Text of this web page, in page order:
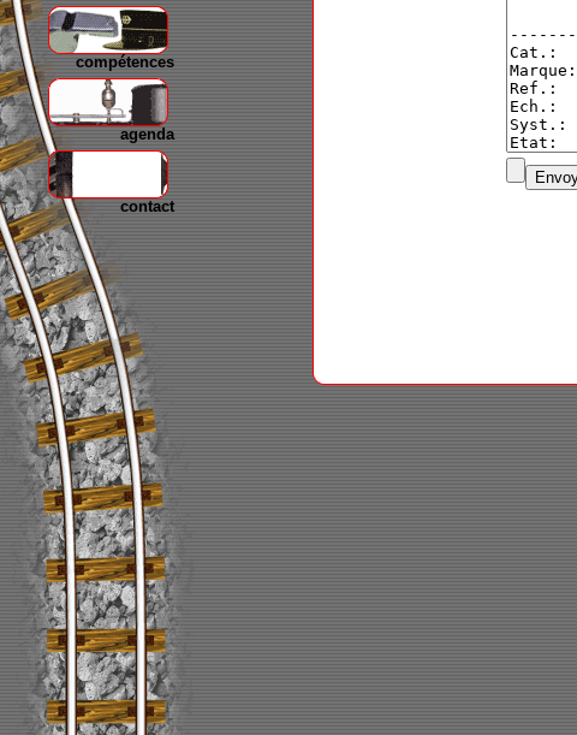
compétences
agenda
contact